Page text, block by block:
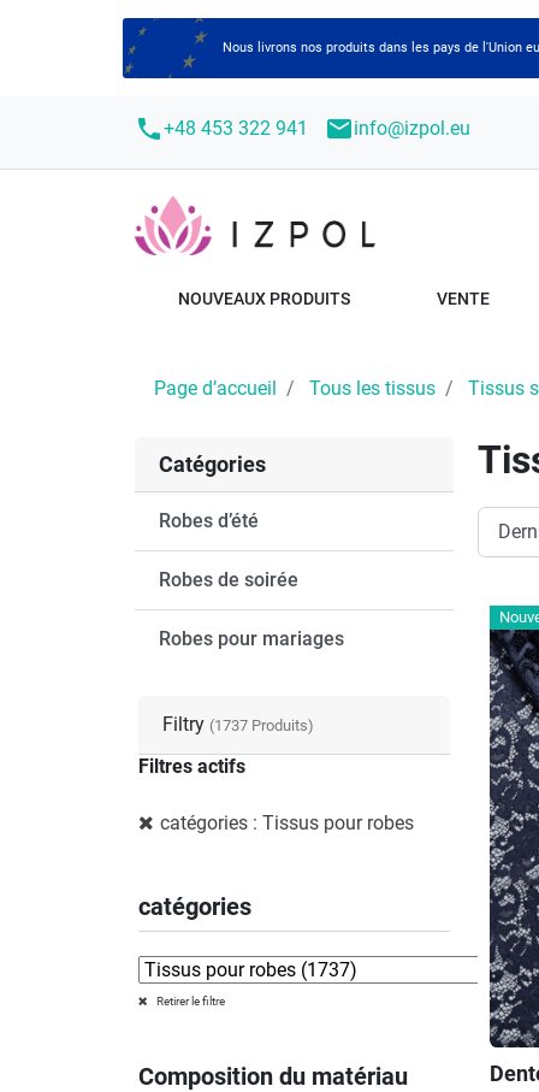
Nous livrons nos produits dans les pays de l'Union
call+48 453 322 941 mailinfo@izpol.eu
NOUVEAUX PRODUITS VENTE
Page d’accueil Tous les tissus Tissus
Catégories
Robes d’été
Robes de soirée
Robes pour mariages
Filtry (1737 Produits)
Filtres actifs
catégories : Tissus pour robes
catégories
Retirer le filtre
Composition du matériau